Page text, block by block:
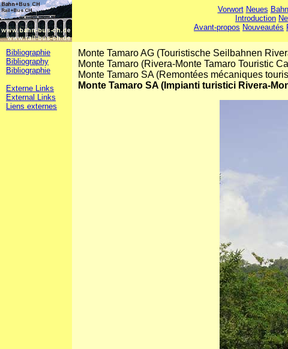
Vorwort Neues
Introduction
Avant-propos Nouveautés
Bibliographie
Bibliography
Bibliographie
Externe Links
External Links
Liens externes
Monte Tamaro AG (Touristische Seilbahnen
Monte Tamaro (Rivera-Monte Tamaro Touristic
Monte Tamaro SA (Remontées mécaniques
Monte Tamaro SA (Impianti turistici Rivera-